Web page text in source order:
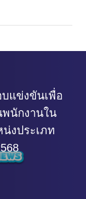
แข่งขันเพื่อ
พนักงานใน
งประเภท